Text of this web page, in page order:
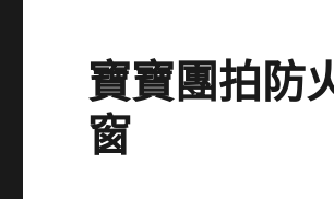
寶寶團拍防
窗